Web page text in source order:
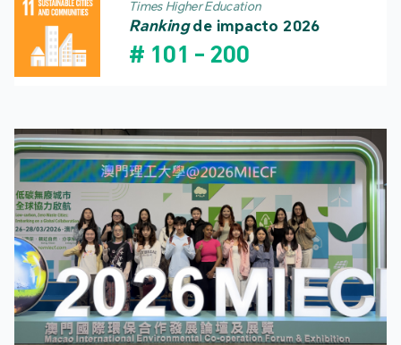
Times Higher Education
Rankingde impacto 2026
# 101 - 200